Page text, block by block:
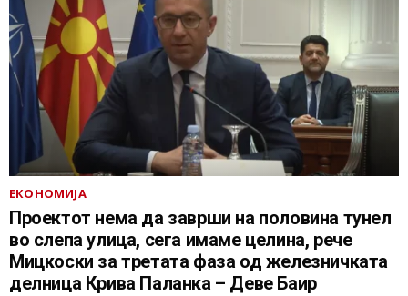
ЕКОНОМИЈА
Проектот нема да заврши на половина тунел
во слепа улица, сега имаме целина, рече
Мицкоски за третата фаза од железничката
делница Крива Паланка – Деве Баир